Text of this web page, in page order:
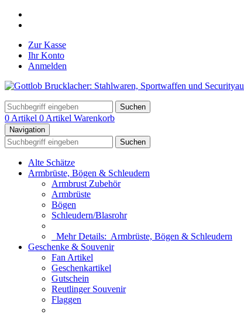
Zur Kasse
Ihr Konto
Anmelden
Suchen
0 Artikel 0 Artikel Warenkorb
Navigation
Suchen
Alte Schätze
Armbrüste, Bögen & Schleudern
Armbrust Zubehör
Armbrüste
Bögen
Schleudern/Blasrohr
Mehr Details: Armbrüste, Bögen & Schleudern
Geschenke & Souvenir
Fan Artikel
Geschenkartikel
Gutschein
Reutlinger Souvenir
Flaggen